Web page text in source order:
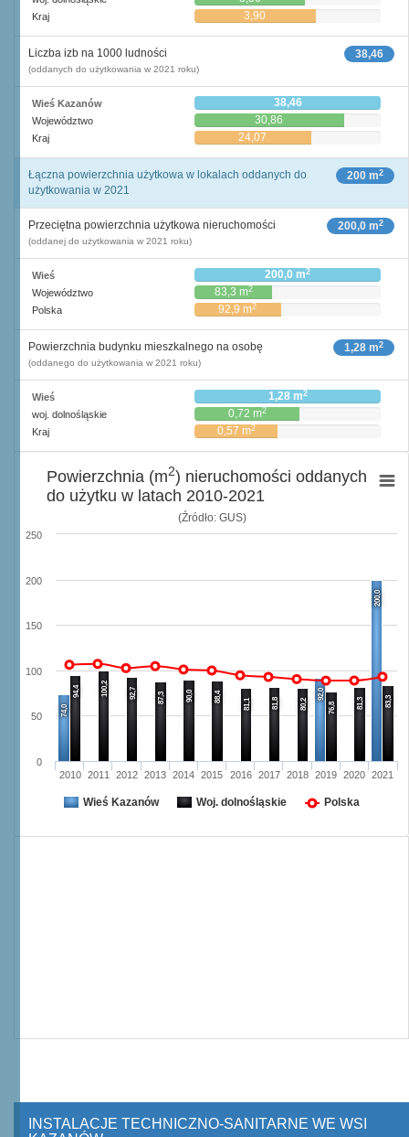
Kraj 3,90
38,46
Liczba izb na 1000 ludności
(oddanych do użytkowania w 2021 roku)
Wieś Kazanów 38,46
Województwo 30,86
Kraj 24,07
200 m2
Łączna powierzchnia użytkowa w lokalach oddanych do
użytkowania w 2021
200,0 m2
Przeciętna powierzchnia użytkowa nieruchomości
(oddanej do użytkowania w 2021 roku)
Wieś 200,0 m2
Województwo 83,3 m2
Polska 92,9 m2
1,28 m2
Powierzchnia budynku mieszkalnego na osobę
(oddanego do użytkowania w 2021 roku)
Wieś 1,28 m2
woj. dolnośląskie 0,72 m2
Kraj 0,57 m2
(Źródło: GUS)
74,0
92,0
200,0
94,4 100,2 92,7 87,3 90,0 88,4
81,1 81,8 80,2 76,8 81,3 83,3
2010 2011 2012 2013 2014 2015 2016 2017 2018 2019 2020 2021
0
50
100
150
200
250
Powierzchnia (m2) nieruchomości oddanych
do użytku w latach 2010-2021
Wieś Kazanów Woj. dolnośląskie Polska
INSTALACJE TECHNICZNO-SANITARNE WE WSI